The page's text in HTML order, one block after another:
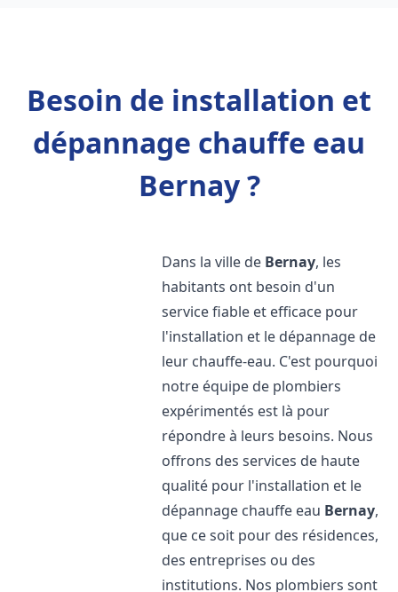
Besoin de installation et
dépannage chauffe eau
Bernay ?
Dans la ville de Bernay, les
habitants ont besoin d'un
service fiable et efficace pour
l'installation et le dépannage de
leur chauffe-eau. C'est pourquoi
notre équipe de plombiers
expérimentés est là pour
répondre à leurs besoins. Nous
offrons des services de haute
qualité pour l'installation et le
dépannage chauffe eau Bernay,
que ce soit pour des résidences,
des entreprises ou des
institutions. Nos plombiers sont